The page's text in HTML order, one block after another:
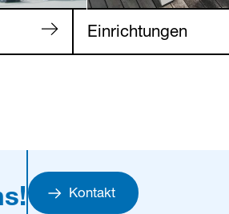
Einrichtungen
Kontakt